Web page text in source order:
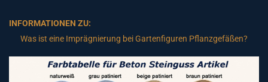
INFORMATIONEN ZU:
Was ist eine Imprägnierung bei Gartenfiguren Pflanzgefäßen?